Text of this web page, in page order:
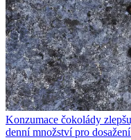
Konzumace čokolády
denní množství pro